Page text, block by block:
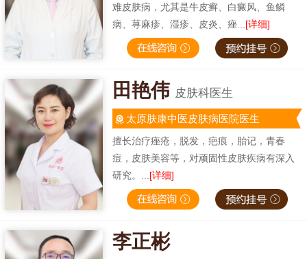
难皮肤病，尤其是牛皮癣、白癜风、鱼鳞
病、荨麻疹、湿疹、皮炎、痤... [详细]
田艳伟 皮肤科医生
太原肤康中医皮肤病医院医生
擅长治疗痤疮，脱发，疤痕，胎记，青春
痘，皮肤美容等，对顽固性皮肤疾病有深入
研究。... [详细]
李正彬